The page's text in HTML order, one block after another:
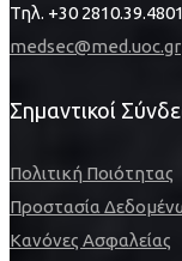
Τηλ. +30 2810.39.4801
medsec@med.uoc.gr
Σημαντικοί
Πολιτική Ποιότητας
Προστασία
Κανόνες Ασφαλείας